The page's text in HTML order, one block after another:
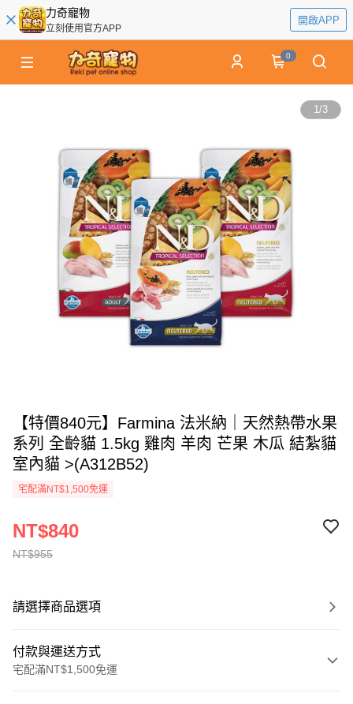
力奇寵物
立刻使用官方APP
開啟APP
0
1/3
【特價840元】Farmina 法米納｜天然熱帶水果
系列 全齡貓 1.5kg 雞肉 羊肉 芒果 木瓜 結紮貓
室內貓 >(A312B52)
宅配滿NT$1,500免運
NT$955
NT$840
請選擇商品選項
付款與運送方式
宅配滿NT$1,500免運